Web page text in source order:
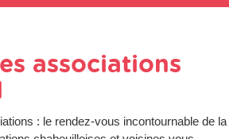
associations
: le rendez-vous incontournable de la